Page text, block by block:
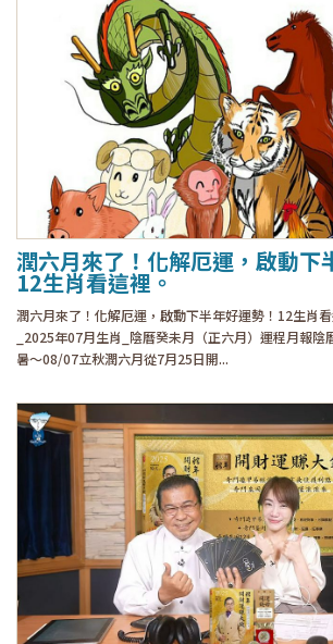
潤六月來了！化解厄運，啟動下
12生肖看這裡。
潤六月來了！化解厄運，啟動下半年好運勢！12生肖
_2025年07月生肖_陰曆癸未月（正六月）運程月報
暑～08/07立秋潤六月從7月25日開...